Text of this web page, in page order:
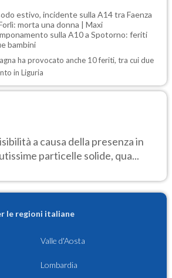
estivo, incidente sulla A14 tra Faenza
morta una donna | Maxi
sulla A10 a Spotorno: feriti
bambini
ha provocato anche 10 feriti, tra cui due
in Liguria
a causa della presenza in
particelle solide, qua...
le regioni italiane
Valle d'Aosta
Lombardia